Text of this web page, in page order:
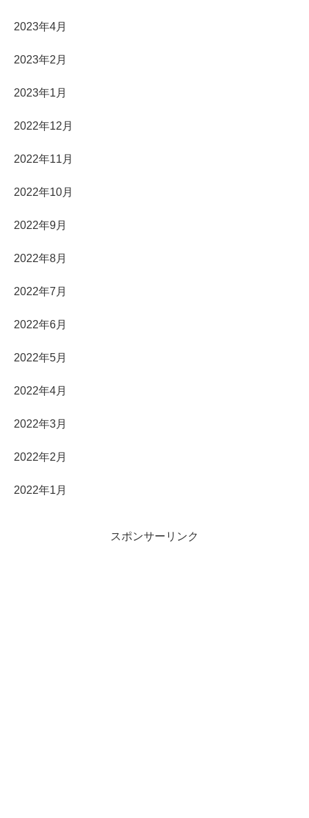
2023年4月
2023年2月
2023年1月
2022年12月
2022年11月
2022年10月
2022年9月
2022年8月
2022年7月
2022年6月
2022年5月
2022年4月
2022年3月
2022年2月
2022年1月
スポンサーリンク